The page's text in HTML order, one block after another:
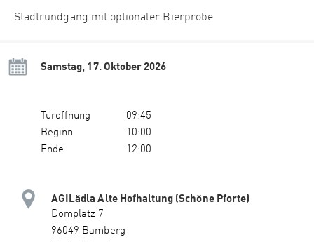
Stadtrundgang mit optionaler Bierprobe
Samstag, 17. Oktober 2026
Türöffnung
09:45
Beginn
10:00
Ende
12:00
AGILädla Alte Hofhaltung (Schöne Pforte)
Domplatz 7
96049 Bamberg